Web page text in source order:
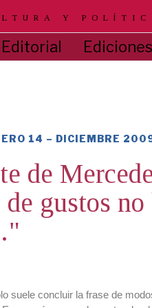
Y
Editorial Ediciones
14 – DICIEMBRE
de
gustos no
suele concluir la frase de